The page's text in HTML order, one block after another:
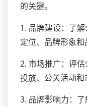
的关键。
1. 品牌建设：了
定位、品牌形象和
2. 市场推广：评
投放、公关活动和
3. 品牌影响力：